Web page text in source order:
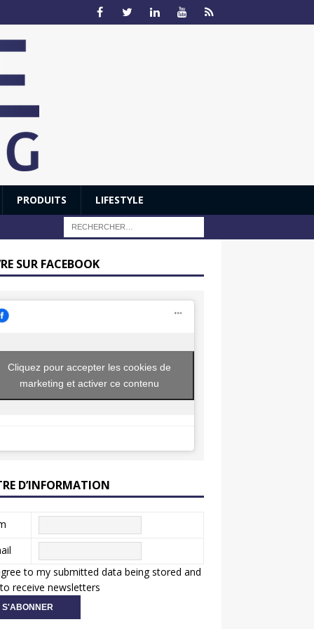
PRODUITS LIFESTYLE
SUR FACEBOOK
Cliquez pour accepter les cookies de
marketing et activer ce contenu
D’INFORMATION
to my submitted data being stored and
receive newsletters